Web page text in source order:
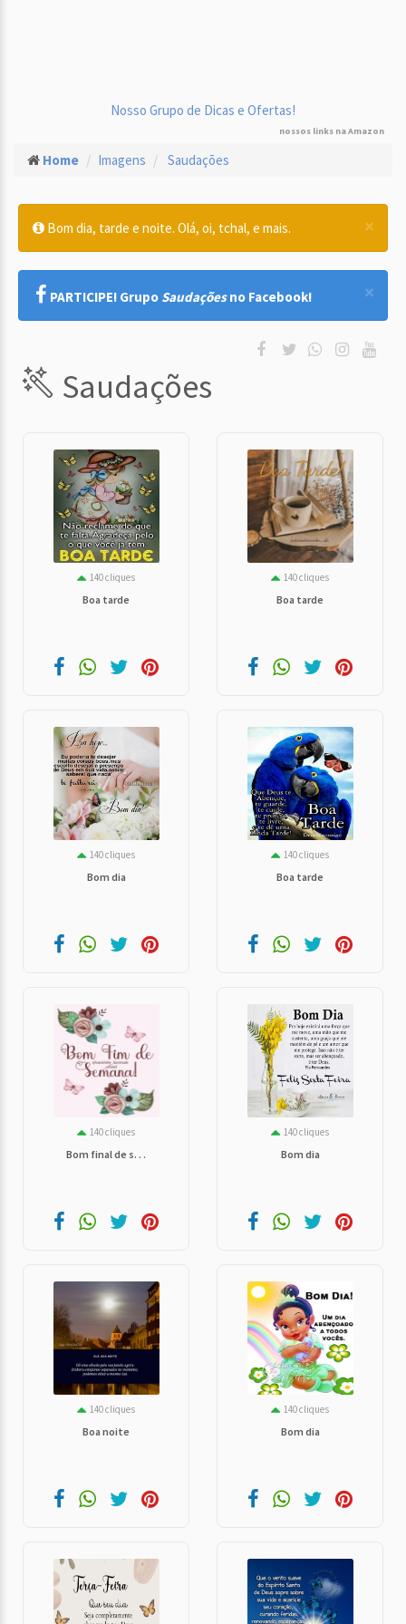
Nosso Grupo de Dicas e Ofertas!
nossos links na Amazon
Home Imagens Saudações
×
Bom dia, tarde e noite. Olá, oi, tchal, e mais.
×
PARTICIPE! Grupo Saudaçõesno Facebook!
Saudações
140 cliques
Boa tarde
140 cliques
Boa tarde
140 cliques
Bom dia
140 cliques
Boa tarde
140 cliques
Bom final de s. . .
140 cliques
Bom dia
140 cliques
Boa noite
140 cliques
Bom dia